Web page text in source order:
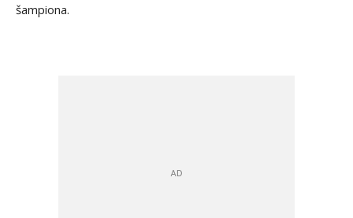
šampiona.